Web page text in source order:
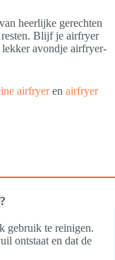
heerlijke gerechten
Blijf je airfryer
lekker avondje airfryer-
airfryeren airfryer
gebruik te reinigen.
ontstaat en dat de